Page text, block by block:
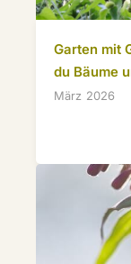
Garten mit
du Bäume
März 2026